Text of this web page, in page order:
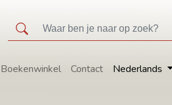
Boekenwinkel Contact Nederlands